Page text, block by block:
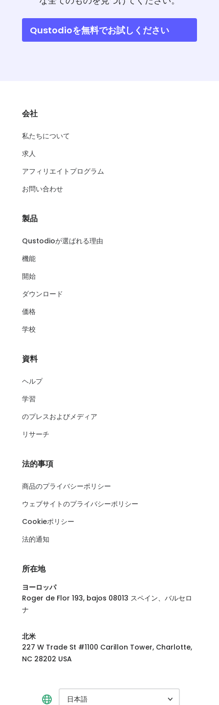
Qustodioを無料でお試しください
会社
私たちについて
求人
アフィリエイトプログラム
お問い合わせ
製品
Qustodioが選ばれる理由
機能
開始
ダウンロード
価格
学校
資料
ヘルプ
学習
のプレスおよびメディア
リサーチ
法的事項
商品のプライバシーポリシー
ウェブサイトのプライバシーポリシー
Cookieポリシー
法的通知
所在地
ヨーロッパ
Roger de Flor 193, bajos 08013 スペイン、バルセロ
ナ
北米
227 W Trade St #1100 Carillon Tower, Charlotte,
NC 28202 USA
日本語